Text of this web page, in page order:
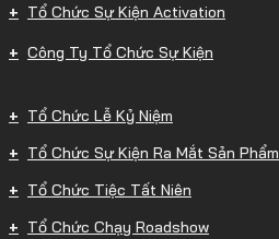
Tổ Chức Sự Kiện Activation
Công Ty Tổ Chức Sự Kiện
Tổ Chức Lễ Kỷ Niệm
Tổ Chức Sự Kiện Ra Mắt Sản Phẩm
Tổ Chức Tiệc Tất Niên
Tổ Chức Chạy Roadshow